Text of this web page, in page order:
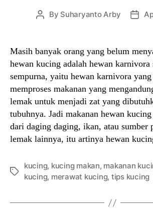
Post
By Suharyanto Arby
Post
Masih banyak orang yang belum
hewan kucing adalah hewan karnivora
sempurna, yaitu hewan karnivora
memproses makanan yang
lemak untuk menjadi zat yang
tubuhnya. Jadi makanan hewan
dari daging daging, ikan, atau sumber
lemak lainnya, itu artinya hewan
Tags
kucing, kucing makan, makanan
kucing, merawat kucing, tips kucing